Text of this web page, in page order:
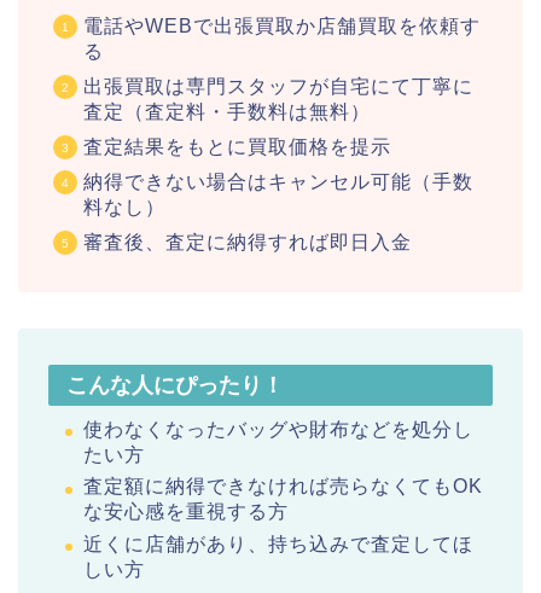
電話やWEBで出張買取か店舗買取を依頼す
る
出張買取は専門スタッフが自宅にて丁寧に
査定（査定料・手数料は無料）
査定結果をもとに買取価格を提示
納得できない場合はキャンセル可能（手数
料なし）
審査後、査定に納得すれば即日入金
こんな人にぴったり！
使わなくなったバッグや財布などを処分し
たい方
査定額に納得できなければ売らなくてもOK
な安心感を重視する方
近くに店舗があり、持ち込みで査定してほ
しい方